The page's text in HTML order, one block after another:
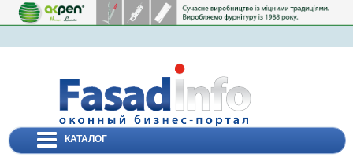
КАТАЛОГ